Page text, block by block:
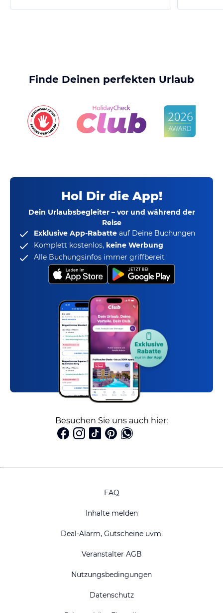
Finde Deinen perfekten Urlaub
Hol Dir die App!
Dein Urlaubsbegleiter – vor und während der
Reise
Exklusive App-Rabatte auf Deine Buchungen
Komplett kostenlos, keine Werbung
Alle Buchungsinfos immer griffbereit
Besuchen Sie uns auch hier:
FAQ
Inhalte melden
Deal-Alarm, Gutscheine uvm.
Veranstalter AGB
Nutzungsbedingungen
Datenschutz